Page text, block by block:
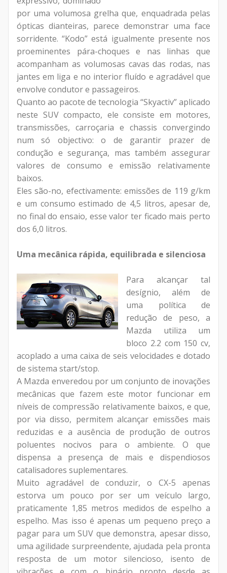
por uma volumosa grelha que, enquadrada pelas
ópticas dianteiras, parece demonstrar uma face
sorridente. “Kodo” está igualmente presente nos
proeminentes pára-choques e nas linhas que
acompanham as volumosas cavas das rodas, nas
jantes em liga e no interior fluído e agradável que
envolve condutor e passageiros.
Quanto ao pacote de tecnologia “Skyactiv” aplicado
neste SUV compacto, ele consiste em motores,
transmissões, carroçaria e chassis convergindo
num só objectivo: o de garantir prazer de
condução e segurança, mas também assegurar
valores de consumo e emissão relativamente
baixos.
Eles são-no, efectivamente: emissões de 119 g/km
e um consumo estimado de 4,5 litros, apesar de,
no final do ensaio, esse valor ter ficado mais perto
dos 6,0 litros.
Uma mecânica rápida, equilibrada e silenciosa
Para alcançar tal
desígnio, além de
uma política de
redução de peso, a
Mazda utiliza um
bloco 2.2 com 150 cv,
acoplado a uma caixa de seis velocidades e dotado
de sistema start/stop.
A Mazda enveredou por um conjunto de inovações
mecânicas que fazem este motor funcionar em
níveis de compressão relativamente baixos, e que,
por via disso, permitem alcançar emissões mais
reduzidas e a ausência de produção de outros
poluentes nocivos para o ambiente. O que
dispensa a presença de mais e dispendiosos
catalisadores suplementares.
Muito agradável de conduzir, o CX-5 apenas
estorva um pouco por ser um veículo largo,
praticamente 1,85 metros medidos de espelho a
espelho. Mas isso é apenas um pequeno preço a
pagar para um SUV que demonstra, apesar disso,
uma agilidade surpreendente, ajudada pela pronta
resposta de um motor silencioso, isento de